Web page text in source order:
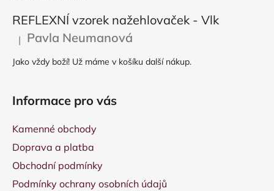
REFLEXNÍ vzorek nažehlovaček - Vlk
Hodnocení produktu je 5 z 5 hvězdiček.
| Pavla Neumanová
Jako vždy boží! Už máme v košíku další nákup.
Informace pro vás
Kamenné obchody
Doprava a platba
Obchodní podmínky
Podmínky ochrany osobních údajů